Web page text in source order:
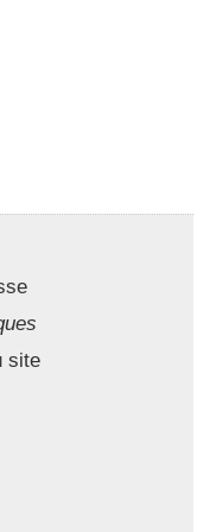
site